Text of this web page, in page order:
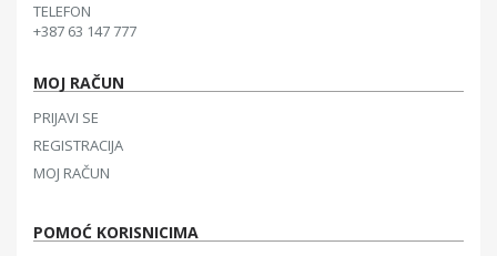
TELEFON
+387 63 147 777
MOJ RAČUN
PRIJAVI SE
REGISTRACIJA
MOJ RAČUN
POMOĆ KORISNICIMA